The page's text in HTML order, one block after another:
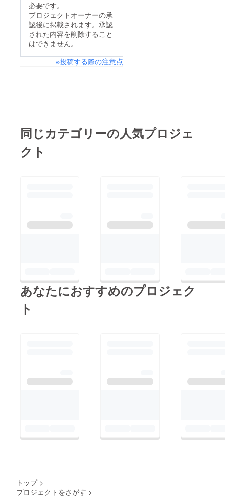
必要です。
プロジェクトオーナーの承
認後に掲載されます。承認
された内容を削除すること
はできません。
※投稿する際の注意点
同じカテゴリーの人気プロジェ
クト
あなたにおすすめのプロジェク
ト
トップ >
プロジェクトをさがす >